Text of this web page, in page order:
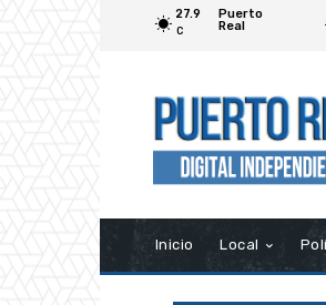
27.9
C
Puerto
Real
Inicio Local